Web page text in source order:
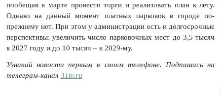
пообещав в марте провести торги и реализовать план к лету.
Однако на данный момент платных парковок в городе по-
прежнему нет. При этом у администрации есть и долгосрочные
перспективы: увеличить число парковочных мест до 3,5 тысяч
к 2027 году и до 10 тысяч – к 2029-му.
Узнавай новости первым в своем телефоне. Подпишись на
телеграм-канал 31tv.ru